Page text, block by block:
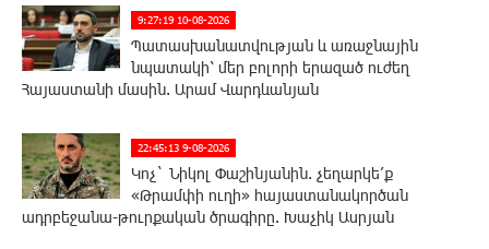
9:27:19 10-08-2026
Պատասխանատվության և առաջնային
նպատակի՝ մեր բոլորի երազած ուժեղ
Հայաստանի մասին. Արամ Վարդևանյան
22:45:13 9-08-2026
Կոչ` Նիկոլ Փաշինյանին. չեղարկե՛ք
«Թրամփի ուղի» հայաստանակործան
ադրբեջանա-թուրքական ծրագիրը. Խաչիկ Ասրյան